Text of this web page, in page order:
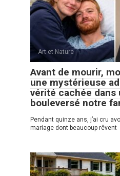
Art et Nature
Avant de mourir,
une mystérieuse
vérité cachée dans
bouleversé notre
Pendant quinze ans, j’ai cru
mariage dont beaucoup rêvent